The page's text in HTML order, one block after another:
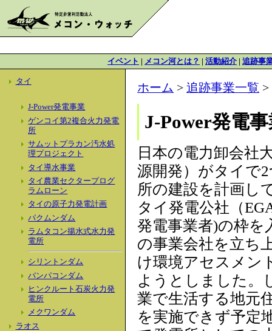
イベント | メコン河とは？ | 活動紹介 | 追跡事
タイ
J-Power発電事業
ゲンコイ第2複合火力発電
所
サムットプラカン汚水処
理プロジェクト
タイ導水事業
タイ農業セクタープログ
ラムローン
タイの原子力発電計画
パクムンダム
ラムタコン揚水式水力発
電所
シリントンダム
バンパコンダム
ヒンクルート石炭火力発
電所
メクワンダム
ラオス
ホーム >追跡事業一覧 >
J-Power発電
日本の電力卸会社
源開発）がタイで
所の建設を計画し
タイ発電公社（
発電事業者)の枠を
の事業会社を立ち
け環境アセスメン
ようとしました。
業で生活する地元
を実施できず予定